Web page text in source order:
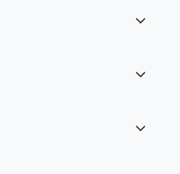
expand_more
expand_more
expand_more